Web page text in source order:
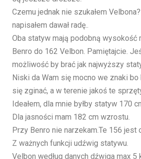
Czemu jednak nie szukałem
napisałem dawał radę..
Oba statyw mają podobną wysokość
Benro do 162 Velbon. Pamiętajcie.
możliwość by brać jak najwyższy
Niski da Wam się mocno we znaki
się zginać, a w terenie jakoś te
Ideałem, dla mnie byłby statyw 170
Dla jasności mam 182 cm wzrostu.
Przy Benro nie narzekam.Te 156 jest
Z ważnych funkcji udźwig statywu.
Velbon według danych dźwiga max 5